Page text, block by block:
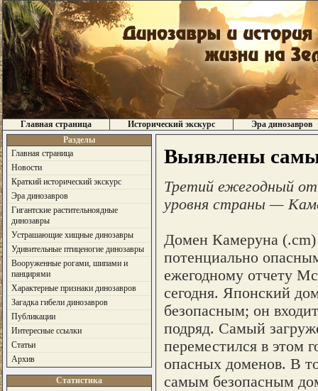
Главная страница Исторический экскурс
Эра динозавров
Разделы
Главная страница
Новости
Краткий исторический экскурс
Эра динозавров
Гигантские растительноядные
динозавры
Устрашающие хищные динозавры
Удивительные птиценогие динозавры
Вооруженные рогами, шипами и
панцирями
Характерные признаки динозавров
Загадка гибели динозавров
Публикации
Интересные ссылки
Статьи
Архив
Статистика
Выявлены
Третий ежегодный
уровня страны —
Домен Камеруна
потенциально
ежегодному отчету
сегодня. Японский
безопасным; он
подряд. Самый
переместился в этом
опасных доменов. В
самым безопасным